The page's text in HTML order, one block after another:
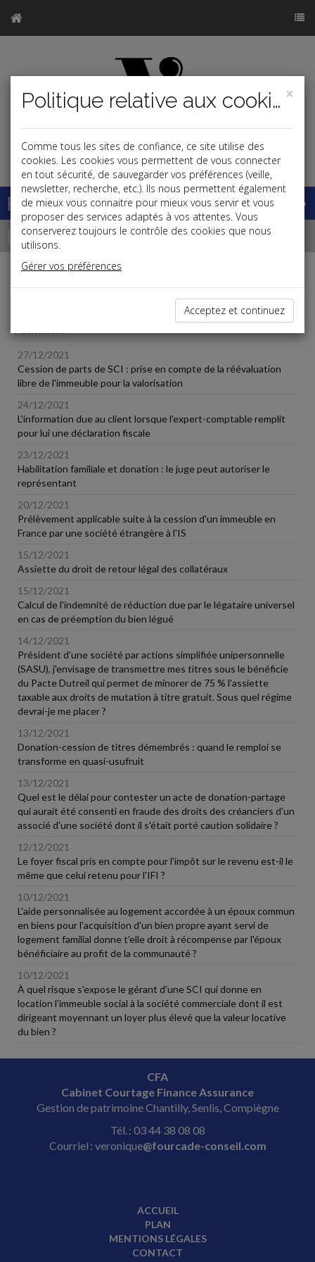
Base documentaire
Dépêches
Liste des dernières dépêches
27/12/2021
Cession de parts de SCI : prise en compte de la réévaluation
libre de l'immeuble pour la valorisation
24/12/2021
L'information due au client lorsque l'expert-comptable remplit
pour lui une déclaration fiscale
23/12/2021
Habilitation familiale et donation : le juge peut autoriser le
représentant
20/12/2021
Prélèvement applicable suite à la cession d'un immeuble en
France par une société étrangère à l'IS
15/12/2021
Assiette du droit de retour légal des collatéraux
15/12/2021
Calcul de l'indemnité de réduction due par le légataire universel
en cas de préemption du bien légué
14/12/2021
Président d'une société par actions simplifiée unipersonnelle
(SASU), j'envisage de transmettre mes titres sous le bénéficie
du Pacte Dutreil qui permet de minorer de 75 % l'assiette
taxable aux droits de mutation à titre gratuit. Sous quel régime
devrai-je me placer ?
13/12/2021
Donation-cession de titres démembrés : quand le remploi se
transforme en quasi-usufruit
13/12/2021
Quel est le délai pour contester un acte de donation-partage
qui aurait été consenti en fraude des droits des créanciers d'un
associé d'une société dont il s'était porté caution solidaire ?
12/12/2021
Le foyer fiscal pris en compte pour l'impôt sur le revenu est-il le
même que celui retenu pour l'IFI ?
10/12/2021
L'aide personnalisée au logement accordée à un époux commun
en biens pour l'acquisition d'un bien propre ayant servi de
logement familial donne t'elle droit à récompense par l'époux
bénéficiaire au profit de la communauté ?
10/12/2021
À quel risque s'expose le gérant d'une SCI qui donne en
location l'immeuble social à la société commerciale dont il est
dirigeant moyennant un loyer plus élevé que la valeur locative
du bien ?
CFA
Cabinet Courtage Finance Assurance
Gestion de patrimoine Chantilly, Senlis, Compiègne
Tél. : 03 44 38 08 08
Courriel : veronique@fourcade-conseil.com
ACCUEIL
PLAN
MENTIONS LÉGALES
CONTACT
×
Politique relative aux cookies
Comme tous les sites de confiance, ce site utilise des
cookies. Les cookies vous permettent de vous connecter
en tout sécurité, de sauvegarder vos préférences (veille,
newsletter, recherche, etc.). Ils nous permettent également
de mieux vous connaitre pour mieux vous servir et vous
proposer des services adaptés à vos attentes. Vous
conserverez toujours le contrôle des cookies que nous
utilisons.
Gérer vos préférences
Acceptez et continuez